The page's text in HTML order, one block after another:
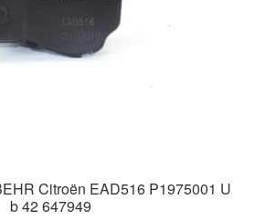
Citroën EAD516 P1975001 U
b 42 647949